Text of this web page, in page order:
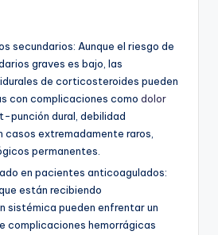
secundarios: Aunque el riesgo de
graves es bajo, las
de corticosteroides pueden
con complicaciones como dolor
punción dural, debilidad
casos extremadamente raros,
permanentes.
en pacientes anticoagulados:
están recibiendo
sistémica pueden enfrentar un
complicaciones hemorrágicas